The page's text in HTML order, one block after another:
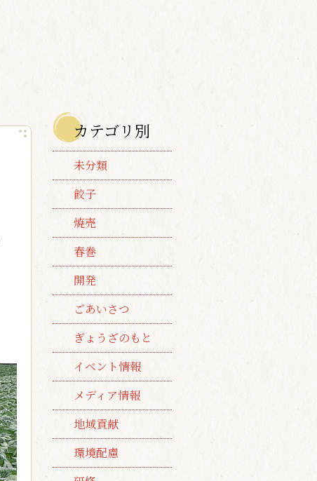
カテゴリ別
未分類
餃子
焼売
春巻
開発
ごあいさつ
ぎょうざのもと
イベント情報
メディア情報
地域貢献
環境配慮